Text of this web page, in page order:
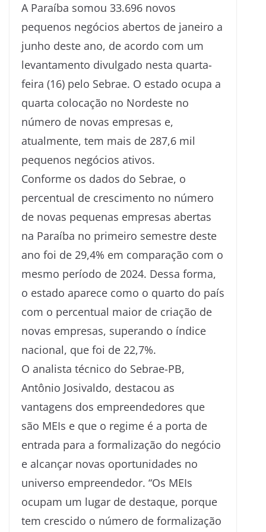
A Paraíba somou 33.696 novos
pequenos negócios abertos de janeiro a
junho deste ano, de acordo com um
levantamento divulgado nesta quarta-
feira (16) pelo Sebrae. O estado ocupa a
quarta colocação no Nordeste no
número de novas empresas e,
atualmente, tem mais de 287,6 mil
pequenos negócios ativos.
Conforme os dados do Sebrae, o
percentual de crescimento no número
de novas pequenas empresas abertas
na Paraíba no primeiro semestre deste
ano foi de 29,4% em comparação com o
mesmo período de 2024. Dessa forma,
o estado aparece como o quarto do país
com o percentual maior de criação de
novas empresas, superando o índice
nacional, que foi de 22,7%.
O analista técnico do Sebrae-PB,
Antônio Josivaldo, destacou as
vantagens dos empreendedores que
são MEIs e que o regime é a porta de
entrada para a formalização do negócio
e alcançar novas oportunidades no
universo empreendedor. “Os MEIs
ocupam um lugar de destaque, porque
tem crescido o número de formalização